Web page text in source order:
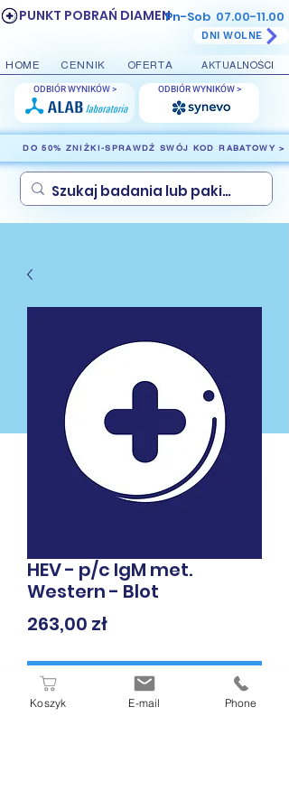
PUNKT POBRAŃ DIAMENPn-Sob 07.00-11.00
DNI WOLNE
HOME CENNIK OFERTA AKTUALNOŚCI
ODBIÓR WYNIKÓW > ODBIÓR WYNIKÓW >
DO 50% ZNIŻKI-SPRAWDŹ SWÓJ KOD RABATOWY >
HEV - p/c IgM met.
Western - Blot
263,00 złCena
Dodaj do koszyka
Koszyk E-mail Phone